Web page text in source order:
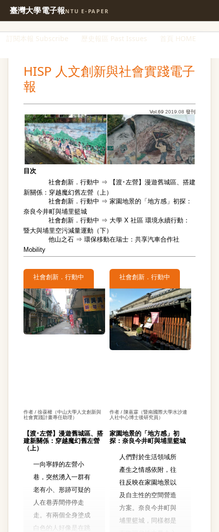
臺灣大學電子報NTU E-PAPER
訂閱本報 Subscribe 歷史報區 Past Issues 首頁 HOME
HISP 人文創新與社會實踐電子
報
Vol.69 2019.08 發刊
目次
社會創新．行動中 ⇒
【渡･左營】漫遊舊城區、搭建
新關係：穿越魔幻舊左營（上）
社會創新．行動中 ⇒ 家園地景的「地方感」初探：
奈良今井町與埔里籃城
社會創新．行動中 ⇒ 大學 X 社區 環境永續行動：
暨大與埔里空污減量運動（下）
他山之石 ⇒ 環保移動在瑞士：共享汽車合作社
Mobility
社會創新．行動中
作者 / 徐葆權（中山大學人文創新與
社會實踐計畫專任助理）
【渡･左營】漫遊舊城區、搭
建新關係：穿越魔幻舊左營
（上）
一向寧靜的左營小
巷，突然湧入一群有
老有小、形跡可疑的
人在巷弄間停停走
走。有兩個全身塗成
白色的人好像是在跳
社會創新．行動中
作者 / 陳嘉霖（暨南國際大學水沙連
人社中心博士後研究員）
家園地景的「地方感」初
探：奈良今井町與埔里籃城
人們對於生活領域所
產生之情感依附，往
往反映在家園地景以
及自主性的空間營造
方案。奈良今井町與
埔里籃城，同樣都是